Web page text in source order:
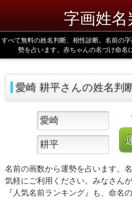
字画姓
すべて無料の姓名判断、相性診断。名前の
勢を占います。赤ちゃんの名づけ命名
愛崎 耕平さんの姓名判
名前の画数から運勢を占います。
気軽にご利用ください。みなさん
『人気名前ランキング』も、命名